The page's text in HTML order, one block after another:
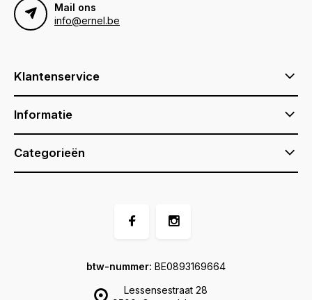
Mail ons
info@ernel.be
Klantenservice
Informatie
Categorieën
Lessensestraat 28
btw-nummer: BE0893169664